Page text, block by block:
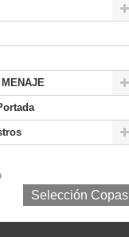
de Vino y Champagne
Selección Copas